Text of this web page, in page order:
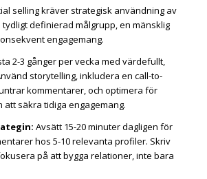
selling kräver strategisk användning av
definierad målgrupp, en mänsklig
engagemang.
2-3 gånger per vecka med värdefullt,
storytelling, inkludera en call-to-
kommentarer, och optimera för
att säkra tidiga engagemang.
Avsätt 15-20 minuter dagligen för
hos 5-10 relevanta profiler. Skriv
på att bygga relationer, inte bara